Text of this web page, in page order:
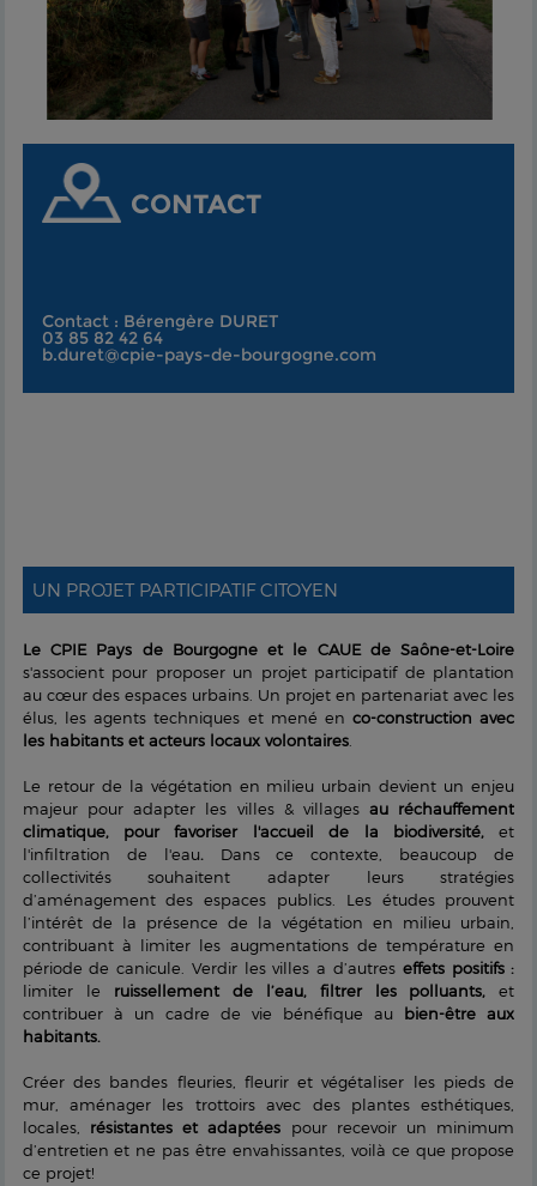
CONTACT
Contact : Bérengère DURET
03 85 82 42 64
b.duret@cpie-pays-de-bourgogne.com
UN PROJET PARTICIPATIF CITOYEN
Le CPIE Pays de Bourgogneet le CAUE de Saône-et-Loire
s'associent pour proposer un projet participatif de plantation
au cœur des espaces urbains. Un projet en partenariat avec les
élus, les agents techniques et mené enco-construction avec
les habitants et acteurs locaux volontaires.
Le retour de la végétation en milieu urbain devient un enjeu
majeur pour adapter les villes & villagesau réchauffement
climatique, pour favoriser l'accueil de la biodiversité,et
l'infiltration de l'eau. Dans ce contexte, beaucoup de
collectivités souhaitent adapter leurs stratégies
d’aménagement des espaces publics. Les études prouvent
l’intérêt de la présence de la végétation en milieu urbain,
contribuant à limiter les augmentations de température en
période de canicule. Verdir les villes a d’autres effets positifs :
limiter le ruissellement de l’eau, filtrer les polluants, et
contribuer à un cadre de vie bénéfique au bien-être aux
habitants.
Créer des bandes fleuries, fleurir et végétaliser les pieds de
mur, aménager les trottoirs avec des plantes esthétiques,
locales, résistantes et adaptées pour recevoir un minimum
d’entretien et ne pas être envahissantes, voilà ce que propose
ce projet!